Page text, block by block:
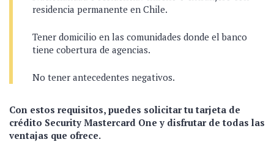
residencia permanente en Chile.
Tener domicilio en las comunidades donde el banco
tiene cobertura de agencias.
No tener antecedentes negativos.
Con estos requisitos, puedes solicitar tu tarjeta de
crédito Security Mastercard One y disfrutar de todas las
ventajas que ofrece.